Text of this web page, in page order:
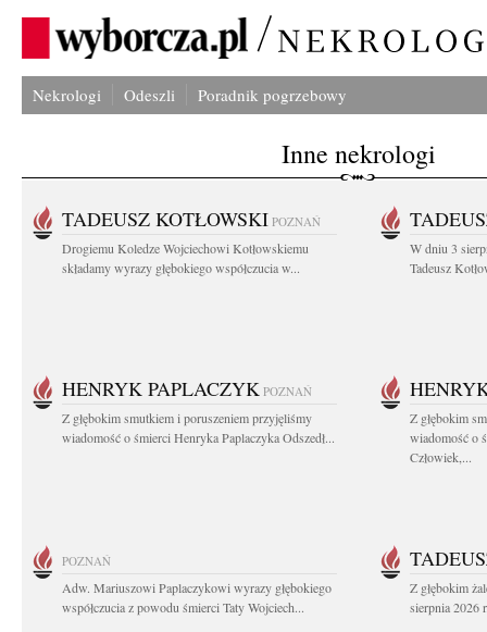
Nekrologi Odeszli Poradnik pogrzebowy
Inne nekrologi
TADEUSZ KOTŁOWSKI POZNAŃ
Drogiemu Koledze Wojciechowi Kotłowskiemu
składamy wyrazy głębokiego współczucia w...
W dniu 3
Tadeusz
HENRYK PAPLACZYK POZNAŃ
Z głębokim smutkiem i poruszeniem przyjęliśmy
wiadomość o śmierci Henryka Paplaczyka Odszedł...
Z głębokim
wiadomość o
Człowiek,...
POZNAŃ
Adw. Mariuszowi Paplaczykowi wyrazy głębokiego
współczucia z powodu śmierci Taty Wojciech...
Z głębokim
sierpnia 2026